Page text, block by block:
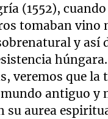
(1552),
tomaban vino
y así
húngara.
veremos que
antiguo y
su aurea